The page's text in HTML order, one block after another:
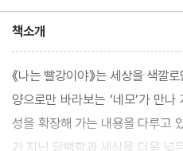
책소개
《나는 빨강이야》는 세상을 색깔
양으로만 바라보는 ‘네모’가 만
성을 확장해 가는 내용을 다루고
가 지닌 담백함과 세상을 더욱 넓